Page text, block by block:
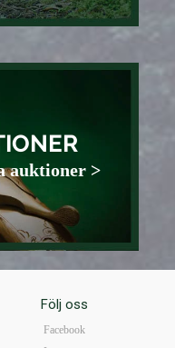
auktioner >
Följ oss
Facebook